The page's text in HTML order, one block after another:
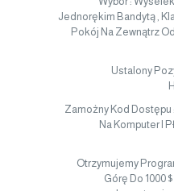
Jednorękim Bandytą ,
Pokój Na Zewnątrz
Ustalony
Zamożny Kod
Na Komputer I
Otrzymujemy
Górę Do 1000